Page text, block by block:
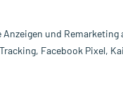
und Remarketing
Facebook Pixel,